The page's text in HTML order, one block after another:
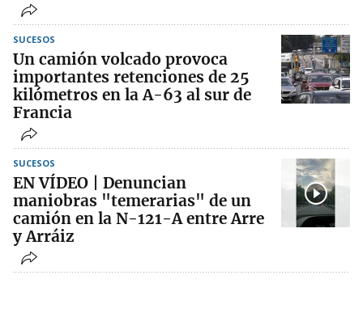
SUCESOS
Un camión volcado provoca
importantes retenciones de 25
kilómetros en la A-63 al sur de
Francia
SUCESOS
EN VÍDEO | Denuncian
maniobras "temerarias" de un
camión en la N-121-A entre Arre
y Arráiz